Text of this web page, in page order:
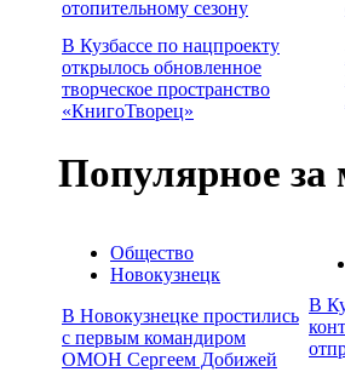
отопительному сезону
В Кузбассе по нацпроекту
открылось обновленное
творческое пространство
«КнигоТворец»
Популярное за
Общество
Новокузнецк
В Новокузнецке простились
с первым командиром
ОМОН Сергеем Добижей
В